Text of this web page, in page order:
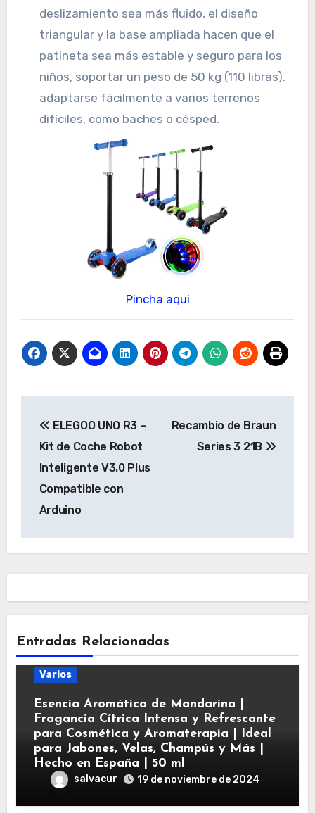
deslizamiento sea más fluido, el diseño
triangular y la base ampliada hacen que el
patineta sea más estable y seguro para los
niños, soportar un peso de 50 kg (110 libras).
adaptarse fácilmente a varios terrenos
difíciles, como baches o césped.
Pincha aqui
de
entradas
ELEGOO UNO R3 –
Kit de Coche Robot
Inteligente V3.0 Plus
Compatible con
Arduino
Recambio de Braun
Series 3 21B
Entradas Relacionadas
Varios
Esencia Aromática de Mandarina |
Fragancia Cítrica Intensa y Refrescante
para Cosmética y Aromaterapia | Ideal
para Jabones, Velas, Champús y Más |
Hecho en España | 50 ml
salvacur 19 de noviembre de 2024